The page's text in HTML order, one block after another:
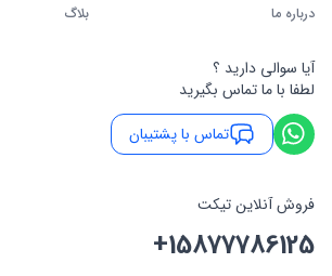
درباره ما
بلاگ
آیا سوالی دارید ؟
لطفا با ما تماس بگیرید
تماس با پشتیبان
فروش آنلاین تیکت
+15877786125